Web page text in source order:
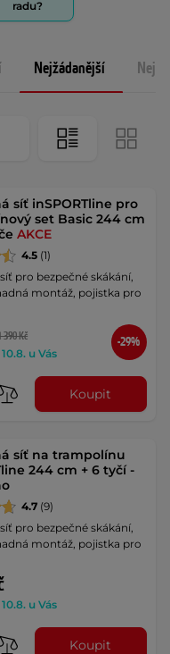
radu?
Nejžádanější
síť inSPORTline pro
set Basic 244 cm
AKCE
4.5 (1)
pro bezpečné skákání,
montáž, pojistka pro
390 Kč
u Vás
-29%
Koupit
síť na trampolínu
244 cm + 6 tyčí -
4.7 (9)
pro bezpečné skákání,
montáž, pojistka pro
u Vás
Koupit